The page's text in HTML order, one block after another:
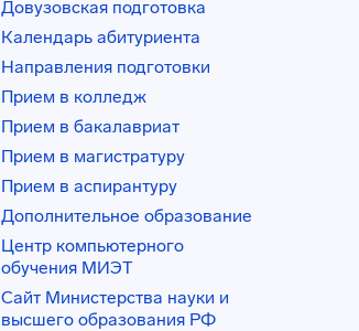
Довузовская подготовка
Календарь абитуриента
Направления подготовки
Прием в колледж
Прием в бакалавриат
Прием в магистратуру
Прием в аспирантуру
Дополнительное образование
Центр компьютерного
обучения МИЭТ
Сайт Министерства науки и
высшего образования РФ